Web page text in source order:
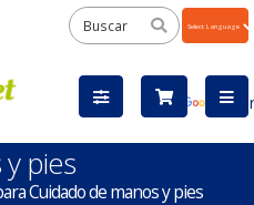
by
pies
Cuidado de manos y pies